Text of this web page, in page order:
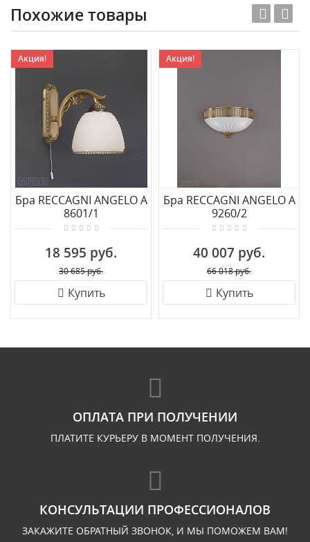
Похожие товары
Акция!
Бра RECCAGNI ANGELO A
8601/1
18 595 руб.
30 685 руб.
Купить
Акция!
Бра RECCAGNI ANGELO A
9260/2
40 007 руб.
66 018 руб.
Купить
ОПЛАТА ПРИ ПОЛУЧЕНИИ
ПЛАТИТЕ КУРЬЕРУ В МОМЕНТ ПОЛУЧЕНИЯ.
КОНСУЛЬТАЦИИ ПРОФЕССИОНАЛОВ
ЗАКАЖИТЕ ОБРАТНЫЙ ЗВОНОК, И МЫ ПОМОЖЕМ ВАМ!